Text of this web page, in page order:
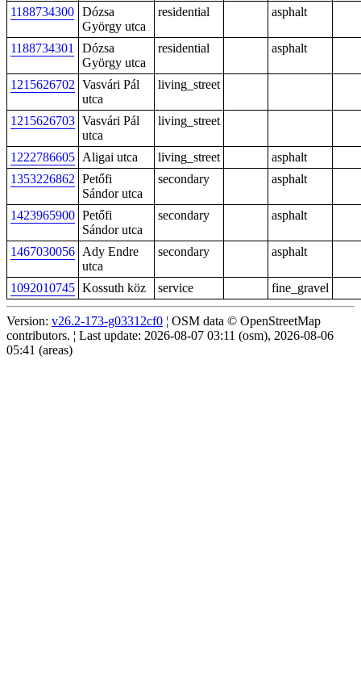
1188734300 Dózsa
György utca
residential asphalt
1188734301
Dózsa
György utca
residential asphalt
1215626702 Vasvári Pál
utca
living_street
1215626703 Vasvári Pál
utca
living_street
1222786605 Aligai utca living_street
asphalt
1353226862 Petőfi
Sándor utca
secondary asphalt
1423965900 Petőfi
Sándor utca
secondary asphalt
1467030056 Ady Endre
utca
secondary asphalt
1092010745 Kossuth köz service fine_gravel
Version: v26.2-173-g03312cf0 ¦ OSM data © OpenStreetMap
contributors. ¦ Last update: 2026-08-07 03:11 (osm), 2026-08-06
05:41 (areas)